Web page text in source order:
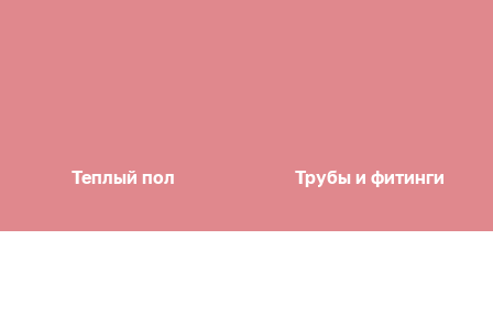
Теплый пол Трубы и фитинги